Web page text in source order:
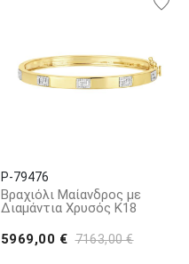
P-79476
Βραχιόλι Μαίανδρος με
Διαμάντια Χρυσός K18
5969,00 € 7163,00 €